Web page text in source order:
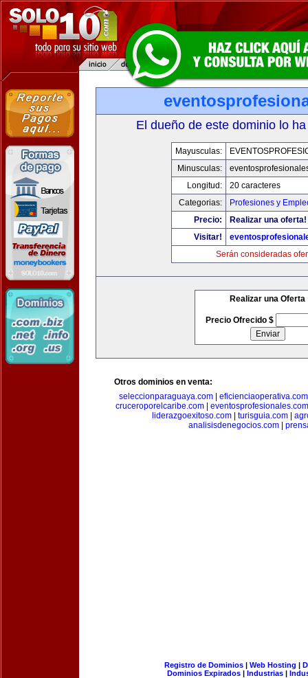
El dueño de este dominio lo
Mayusculas:
Minusculas:
Longitud:
20 caracteres
Categorias:
Profesiones y
Precio:
Realizar una oferta!
Visitar!
Serán consideradas
Realizar una Oferta
Precio Ofrecido $
Otros dominios en venta:
seleccionparaguaya.com
eficienciaoperativa.com
cruceroporelcaribe.com| eventosprofesionales.com
liderazgoexitoso.com| turisguia.com|
analisisdenegocios.com|
Registro de Dominios| Web Hosting |
Dominios Expirados | Industrias |